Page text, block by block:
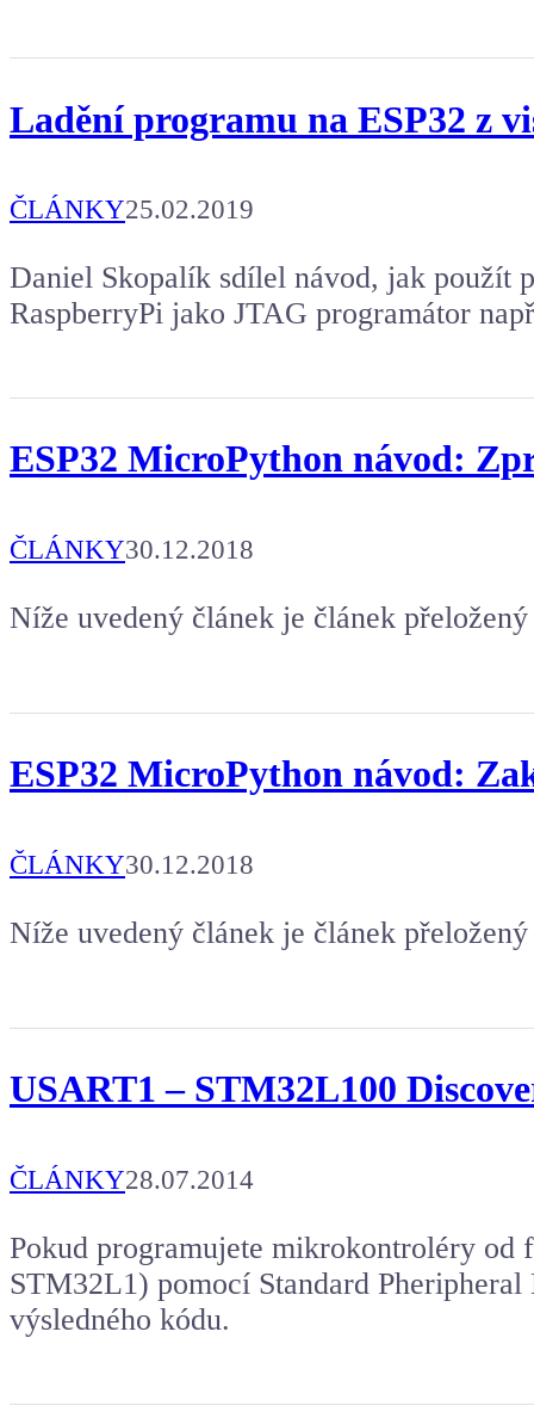
Ladění programu na ESP32 z
ČLÁNKY25.02.2019
Daniel Skopalík sdílel návod, jak použít
RaspberryPi jako JTAG programátor
ESP32 MicroPython návod:
ČLÁNKY30.12.2018
Níže uvedený článek je článek
ESP32 MicroPython návod:
ČLÁNKY30.12.2018
Níže uvedený článek je článek
USART1 – STM32L100
ČLÁNKY28.07.2014
Pokud programujete mikrokontroléry
STM32L1) pomocí Standard
výsledného kódu.